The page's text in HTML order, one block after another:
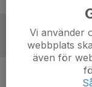
Referat
Vi använder
webbplats
även för